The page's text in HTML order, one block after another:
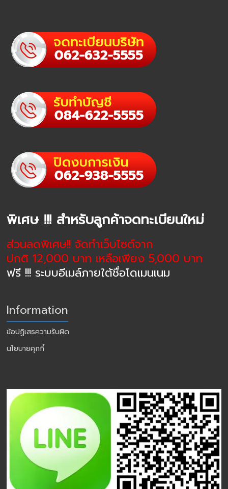
พิเศษ !!! สำหรับลูกค้าจดทะเบียนใหม่
ส่วนลดพิเศษ!! จัดทำเว็บไซต์จาก
ปกติ 12,000 บาท เหลือเพียง 5,000 บาท
ฟรี !!! ระบบอีเมล์ภายใต้ชื่อโดเมนเนม
Information
ข้อปฏิเสธความรับผิด
นโยบายคุกกี้